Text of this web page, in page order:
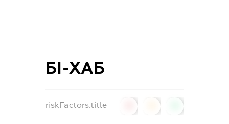
БІ-ХАБ
riskFactors.title